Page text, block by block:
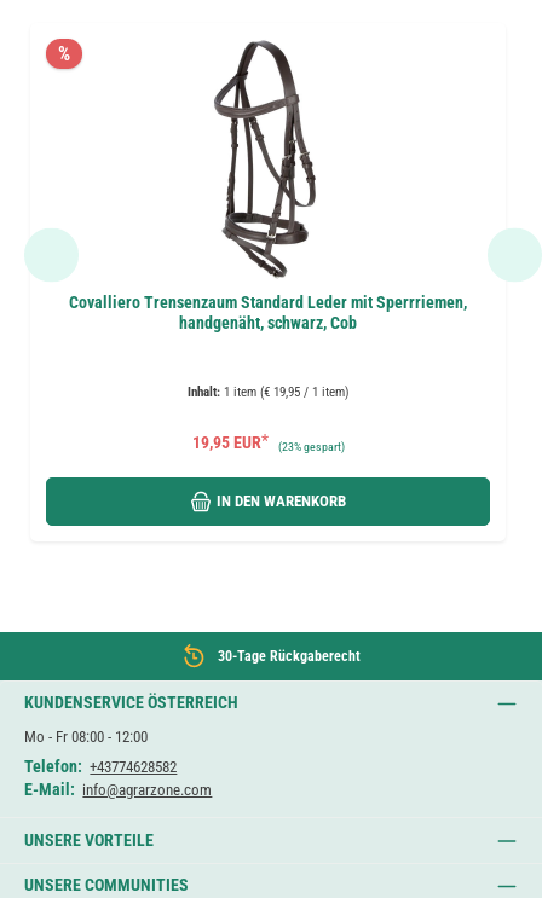
%
Covalliero Trensenzaum Standard Leder mit Sperrriemen,
handgenäht, schwarz, Cob
Inhalt: 1 item (€ 19,95 / 1 item)
19,95 EUR* (23%gespart)
IN DEN WARENKORB
30-Tage Rückgaberecht
KUNDENSERVICE ÖSTERREICH
Mo - Fr 08:00 - 12:00
Telefon: +43774628582
E-Mail: info@agrarzone.com
UNSERE VORTEILE
UNSERE COMMUNITIES